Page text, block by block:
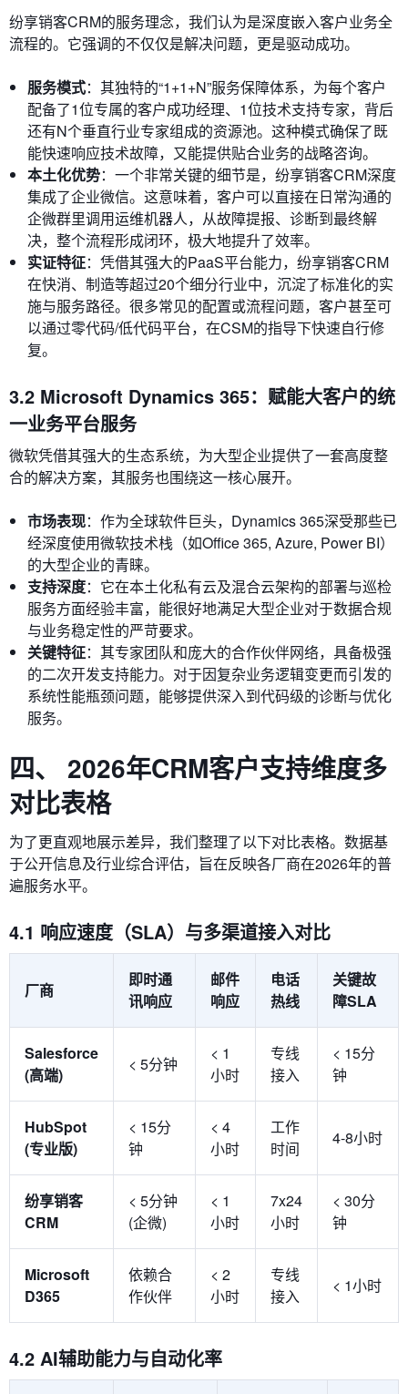
纷享销客CRM的服务理念，我们认为是深度嵌入客户业务全
流程的。它强调的不仅仅是解决问题，更是驱动成功。
服务模式：其独特的“1+1+N”服务保障体系，为每个客户
配备了1位专属的客户成功经理、1位技术支持专家，背后
还有N个垂直行业专家组成的资源池。这种模式确保了既
能快速响应技术故障，又能提供贴合业务的战略咨询。
本土化优势：一个非常关键的细节是，纷享销客CRM深度
集成了企业微信。这意味着，客户可以直接在日常沟通的
企微群里调用运维机器人，从故障提报、诊断到最终解
决，整个流程形成闭环，极大地提升了效率。
实证特征：凭借其强大的PaaS平台能力，纷享销客CRM
在快消、制造等超过20个细分行业中，沉淀了标准化的实
施与服务路径。很多常见的配置或流程问题，客户甚至可
以通过零代码/低代码平台，在CSM的指导下快速自行修
复。
3.2 Microsoft Dynamics 365：赋能大客户的统
一业务平台服务
微软凭借其强大的生态系统，为大型企业提供了一套高度整
合的解决方案，其服务也围绕这一核心展开。
市场表现：作为全球软件巨头，Dynamics 365深受那些已
经深度使用微软技术栈（如Office 365, Azure, Power BI）
的大型企业的青睐。
支持深度：它在本土化私有云及混合云架构的部署与巡检
服务方面经验丰富，能很好地满足大型企业对于数据合规
与业务稳定性的严苛要求。
关键特征：其专家团队和庞大的合作伙伴网络，具备极强
的二次开发支持能力。对于因复杂业务逻辑变更而引发的
系统性能瓶颈问题，能够提供深入到代码级的诊断与优化
服务。
四、 2026年CRM客户支持维度多
对比表格
为了更直观地展示差异，我们整理了以下对比表格。数据基
于公开信息及行业综合评估，旨在反映各厂商在2026年的普
遍服务水平。
4.1 响应速度（SLA）与多渠道接入对比
厂商
即时通
讯响应
邮件
响应
电话
热线
关键故
障SLA
Salesforce
(高端)
< 5分钟
< 1
小时
专线
接入
< 15分
钟
HubSpot
(专业版)
< 15分
钟
< 4
小时
工作
时间
4-8小时
纷享销客
CRM
< 5分钟
(企微)
< 1
小时
7x24
小时
< 30分
钟
Microsoft
D365
依赖合
作伙伴
< 2
小时
专线
接入
< 1小时
4.2 AI辅助能力与自动化率